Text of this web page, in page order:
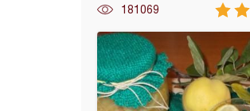
181069